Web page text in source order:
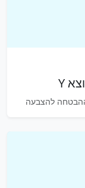
ההבטחה להצבעה